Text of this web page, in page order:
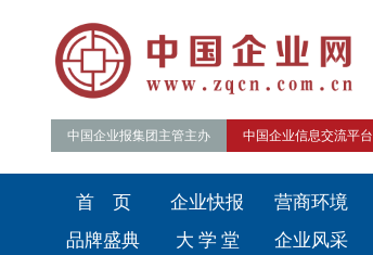
中国企业报集团主管主办 中国企业信息交流平台
首 页 企业快报 营商环境
品牌盛典
大 学 堂 企业风采